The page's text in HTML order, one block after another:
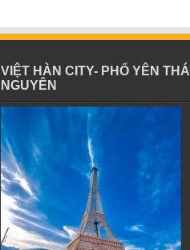
VIỆT HÀN CITY- PHỔ YÊN THÁI
NGUYÊN